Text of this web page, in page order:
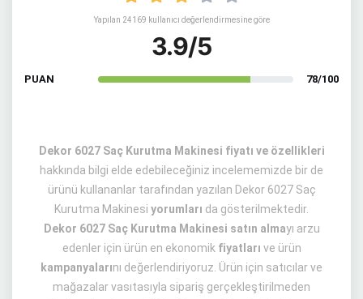
Yapılan 24169 kullanıcı değerlendirmesine göre
3.9/5
PUAN 78/100
Dekor 6027 Saç Kurutma Makinesi fiyatı ve özellikleri
hakkında bilgi elde edebileceğiniz incelememizde bir de
ürünü kullananlar tarafından yazılan Dekor 6027 Saç
Kurutma Makinesi yorumları da gösterilmektedir.
Dekor 6027 Saç Kurutma Makinesi satın almayı arzu
edenler için ürün en ekonomik fiyatları ve ürün
kampanyalarını değerlendiriyoruz. Ürün için satıcılar ve
mağazalar vasıtasıyla sipariş gerçekleştirilmeden